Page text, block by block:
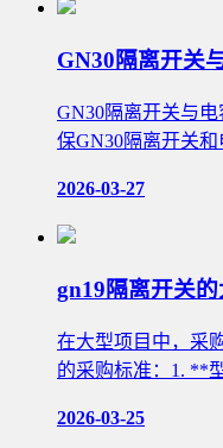
GN30隔离开关
GN30隔离开关与
保GN30隔离开关
2026-03-27
gn19隔离开关
在大型项目中，采
的采购标准：1. **
2026-03-25